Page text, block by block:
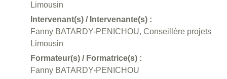
Limousin
Intervenant(s) / Intervenante(s) :
Fanny BATARDY-PENICHOU, Conseillère projets
Limousin
Formateur(s) / Formatrice(s) :
Fanny BATARDY-PENICHOU